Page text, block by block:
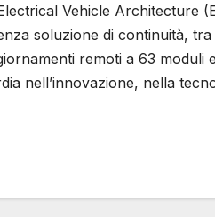
Vehicle Architecture
soluzione di continuità, tra
remoti a 63 moduli
nell’innovazione, nella